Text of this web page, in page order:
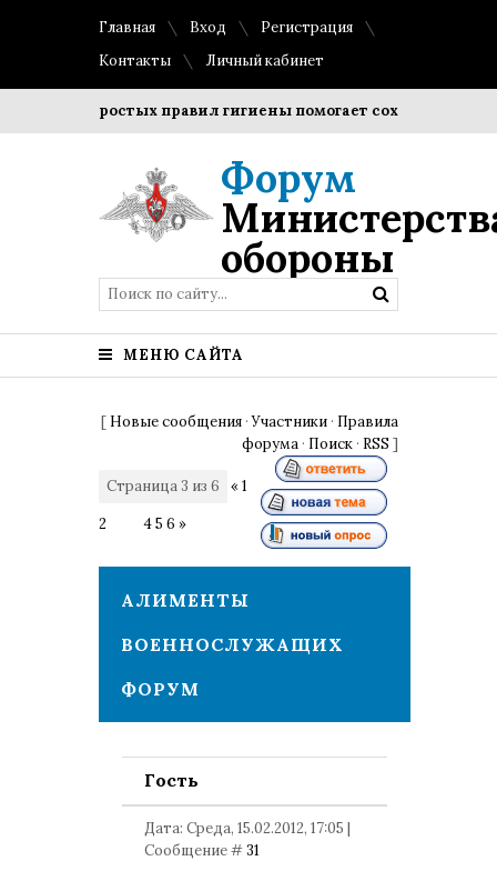
Главная Вход
Регистрация
Контакты
Личный кабинет
простых правил гигиены помогает сохранить
Форум
обороны
МЕНЮ САЙТА
[ Новые сообщения ·Участники · Правила
форума · Поиск · RSS ]
Страница 3 из 6 « 1
2
45 6 »
АЛИМЕНТЫ
ВОЕННОСЛУЖАЩИХ
ФОРУМ
Гость
Дата: Среда, 15.02.2012, 17:05 |
Сообщение #31